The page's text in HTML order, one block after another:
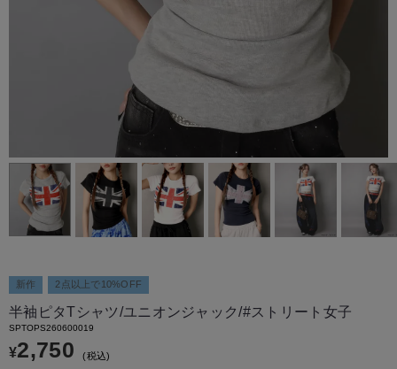
新作 2点以上で10%OFF
半袖ピタTシャツ/ユニオンジャック/#ストリート女子
SPTOPS260600019
¥2,750 税込